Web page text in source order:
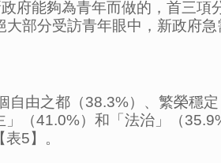
府能夠為青年而做的，首三
大部分受訪青年眼中，新政府
自由之都（38.3%）、繁榮穩
（41.0%）和「法治」（
5】。